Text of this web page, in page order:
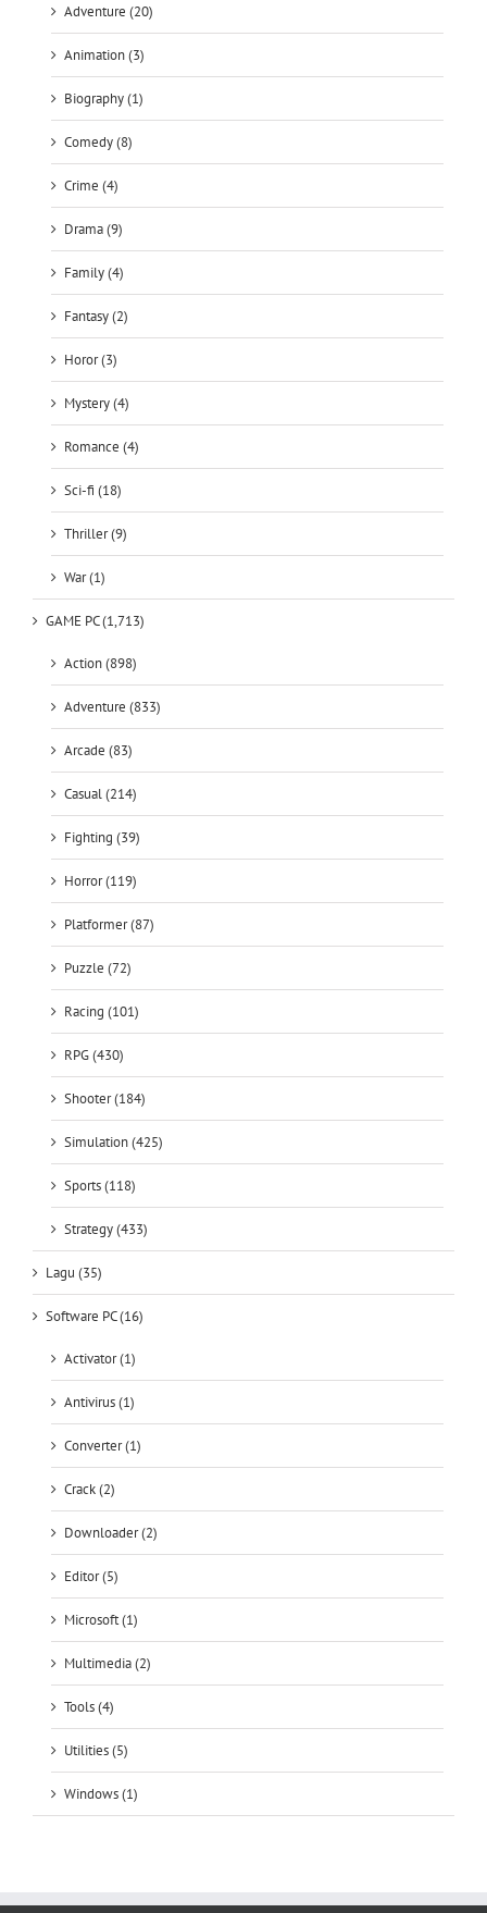
Biography (1)
Comedy (8)
Crime (4)
Drama (9)
Family (4)
Fantasy (2)
Horor (3)
Mystery (4)
Romance (4)
Sci-fi (18)
Thriller (9)
War (1)
GAME PC (1,713)
Action (898)
Arcade (83)
Casual (214)
Fighting (39)
Horror (119)
Platformer (87)
Puzzle (72)
Racing (101)
RPG (430)
Shooter (184)
Simulation (425)
Sports (118)
Strategy (433)
Lagu (35)
Software PC (16)
Activator (1)
Converter (1)
Crack (2)
Downloader (2)
Editor (5)
Microsoft (1)
Multimedia (2)
Tools (4)
Utilities (5)
Windows (1)